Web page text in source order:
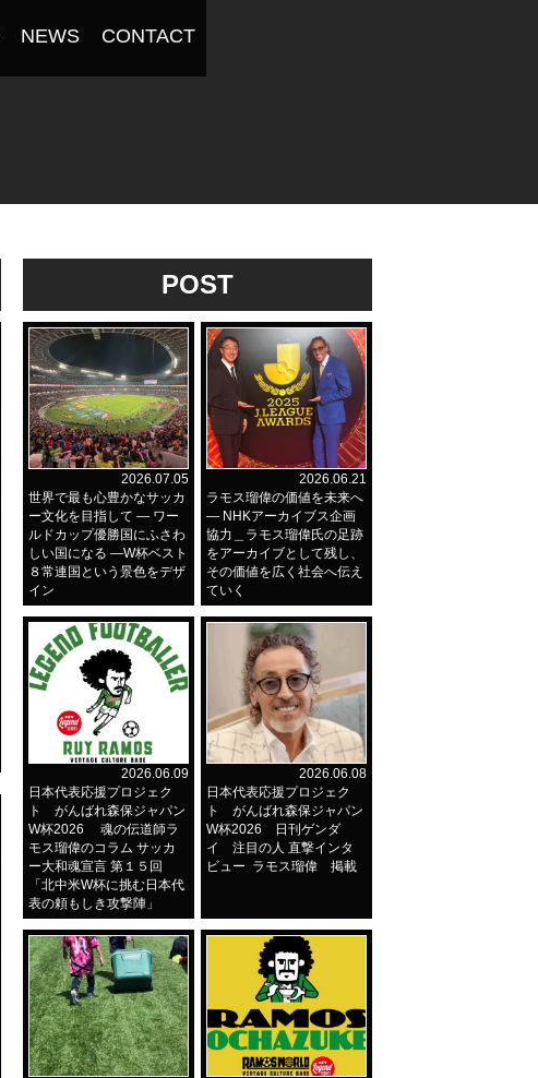
NEWS CONTACT
POST
2026.07.05
世界で最も心豊かなサッカ
ー文化を目指して ― ワー
ルドカップ優勝国にふさわ
しい国になる ―W杯ベスト
８常連国という景色をデザ
イン
2026.06.21
ラモス瑠偉の価値を未来へ
― NHKアーカイブス企画
協力＿ラモス瑠偉氏の足跡
をアーカイブとして残し、
その価値を広く社会へ伝え
ていく
2026.06.09
日本代表応援プロジェク
ト がんばれ森保ジャパン
W杯2026 魂の伝道師ラ
モス瑠偉のコラム サッカ
ー大和魂宣言 第１５回
「北中米W杯に挑む日本代
表の頼もしき攻撃陣」
2026.06.08
日本代表応援プロジェク
ト がんばれ森保ジャパン
W杯2026 日刊ゲンダ
イ 注目の人 直撃インタ
ビュー ラモス瑠偉 掲載